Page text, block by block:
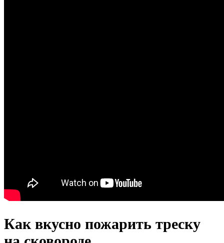
Как вкусно пожарить треску